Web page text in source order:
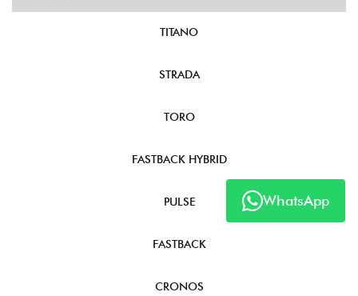
WhatsApp
TITANO
STRADA
TORO
FASTBACK HYBRID
PULSE
FASTBACK
CRONOS